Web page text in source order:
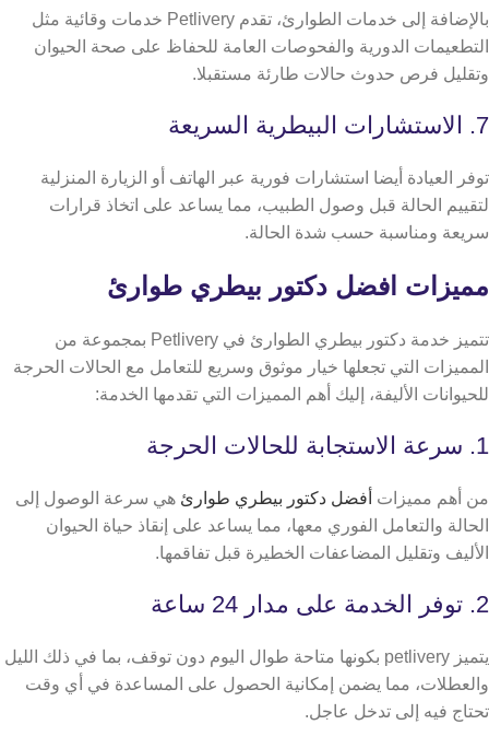
بالإضافة إلى خدمات الطوارئ، تقدم Petlivery خدمات وقائية مثل
التطعيمات الدورية والفحوصات العامة للحفاظ على صحة الحيوان
وتقليل فرص حدوث حالات طارئة مستقبلا.
7. الاستشارات البيطرية السريعة
توفر العيادة أيضا استشارات فورية عبر الهاتف أو الزيارة المنزلية
لتقييم الحالة قبل وصول الطبيب، مما يساعد على اتخاذ قرارات
سريعة ومناسبة حسب شدة الحالة.
مميزات افضل دكتور بيطري طوارئ
تتميز خدمة دكتور بيطري الطوارئ في Petlivery بمجموعة من
المميزات التي تجعلها خيار موثوق وسريع للتعامل مع الحالات الحرجة
للحيوانات الأليفة، إليك أهم المميزات التي تقدمها الخدمة:
1. سرعة الاستجابة للحالات الحرجة
من أهم مميزات أفضل دكتور بيطري طوارئ هي سرعة الوصول إلى
الحالة والتعامل الفوري معها، مما يساعد على إنقاذ حياة الحيوان
الأليف وتقليل المضاعفات الخطيرة قبل تفاقمها.
2. توفر الخدمة على مدار 24 ساعة
يتميز petlivery بكونها متاحة طوال اليوم دون توقف، بما في ذلك الليل
والعطلات، مما يضمن إمكانية الحصول على المساعدة في أي وقت
تحتاج فيه إلى تدخل عاجل.